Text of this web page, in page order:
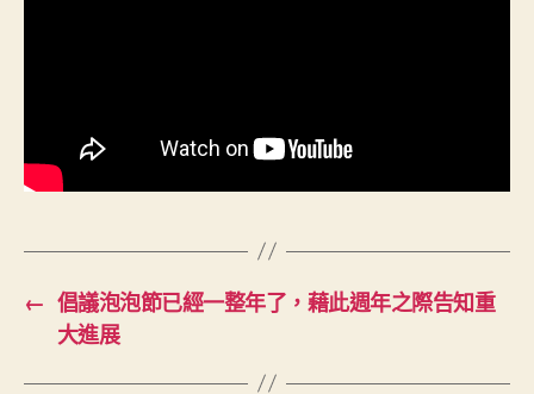
← 倡議泡泡節已經一整年了，藉此週年之際告知重
大進展